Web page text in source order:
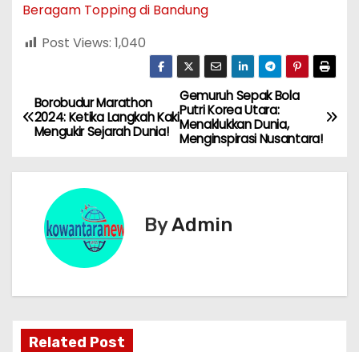
Beragam Topping di Bandung
Post Views: 1,040
N
a
v
s
Gemuruh Sepak Bola
Putri Korea Utara:
Menaklukkan Dunia,
Menginspirasi Nusantara!
Borobudur Marathon
2024: Ketika Langkah Kaki
Mengukir Sejarah Dunia!
ByAdmin
Related Post